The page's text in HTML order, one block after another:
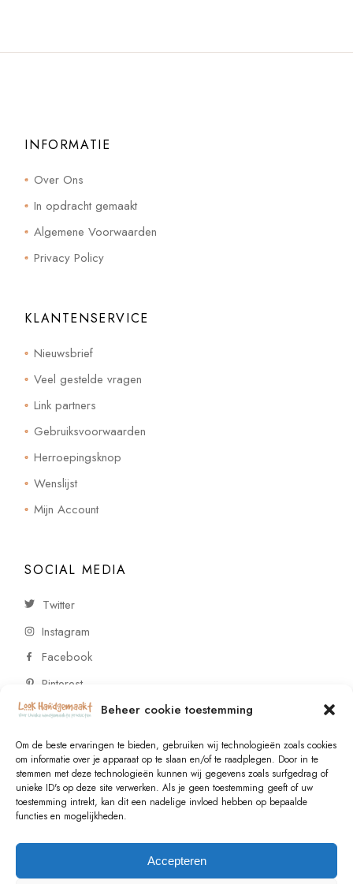
Beheer cookie toestemming
Om de beste ervaringen te bieden, gebruiken wij technologieën zoals cookies
om informatie over je apparaat op te slaan en/of te raadplegen. Door in te
stemmen met deze technologieën kunnen wij gegevens zoals surfgedrag of
unieke ID's op deze site verwerken. Als je geen toestemming geeft of uw
toestemming intrekt, kan dit een nadelige invloed hebben op bepaalde
functies en mogelijkheden.
Accepteren
INFORMATIE
Over Ons
In opdracht gemaakt
Algemene Voorwaarden
Privacy Policy
KLANTENSERVICE
Nieuwsbrief
Veel gestelde vragen
Link partners
Gebruiksvoorwaarden
Herroepingsknop
Wenslijst
Mijn Account
SOCIAL MEDIA
Twitter
Instagram
Facebook
Pinterest
CONTACT
Vragen of wensen? Neem contact op!
+31 (0)6 229 021 29